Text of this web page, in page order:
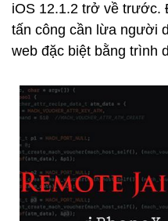
iOS 12.1.2 trở về trước.
tấn công cần lừa người
web đặc biệt bằng trình